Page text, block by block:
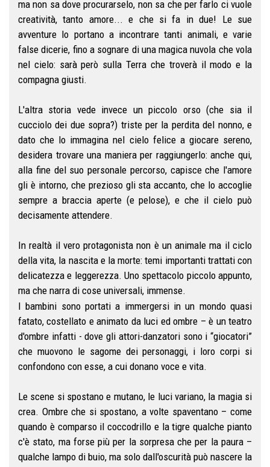
ma non sa dove procurarselo, non sa che per farlo ci vuole
creatività, tanto amore... e che si fa in due! Le sue
avventure lo portano a incontrare tanti animali, e varie
false dicerie, fino a sognare di una magica nuvola che vola
nel cielo: sarà però sulla Terra che troverà il modo e la
compagna giusti.
L'altra storia vede invece un piccolo orso (che sia il
cucciolo dei due sopra?) triste per la perdita del nonno, e
dato che lo immagina nel cielo felice a giocare sereno,
desidera trovare una maniera per raggiungerlo: anche qui,
alla fine del suo personale percorso, capisce che l'amore
gli è intorno, che prezioso gli sta accanto, che lo accoglie
sempre a braccia aperte (e pelose), e che il cielo può
decisamente attendere.
In realtà il vero protagonista non è un animale ma il ciclo
della vita, la nascita e la morte: temi importanti trattati con
delicatezza e leggerezza. Uno spettacolo piccolo appunto,
ma che narra di cose universali, immense.
I bambini sono portati a immergersi in un mondo quasi
fatato, costellato e animato da luci ed ombre – è un teatro
d'ombre infatti - dove gli attori-danzatori sono i “giocatori”
che muovono le sagome dei personaggi, i loro corpi si
confondono con esse, a cui donano voce e vita.
Le scene si spostano e mutano, le luci variano, la magia si
crea. Ombre che si spostano, a volte spaventano – come
quando è comparso il coccodrillo e la tigre qualche pianto
c'è stato, ma forse più per la sorpresa che per la paura –
qualche lampo di buio, ma solo dall'oscurità può nascere la